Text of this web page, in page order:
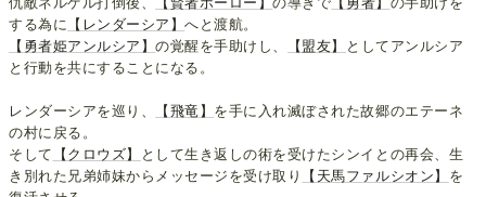
する為に
【レンダーシア】へと渡航。
【勇者姫アンルシア】の覚醒を手助けし、 【盟友】
としてアンルシア
と行動を共にすることになる。
レンダーシアを巡り、 【飛竜】 を手に入れ滅ぼされた故郷のエテーネ
の村に戻る。
そして
【クロウズ】
として生き返しの術を受けたシンイとの再会、生
き別れた兄弟姉妹からメッセージを受け取り
【天馬ファルシオン】 を